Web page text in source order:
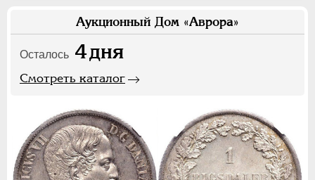
Аукционный Дом «Аврора»
Осталось 4дня
Смотреть каталог